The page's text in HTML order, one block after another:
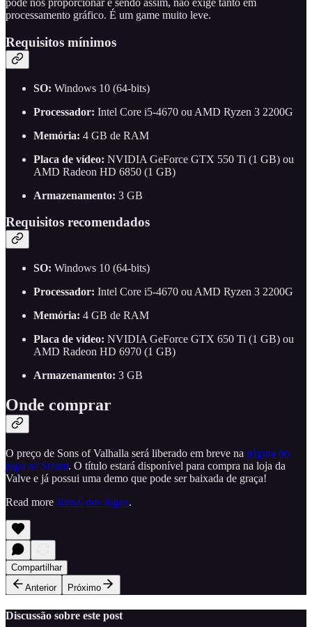
pode nos proporcionar e sendo assim, não exige tanto em
processamento gráfico. É um game muito leve.
Requisitos mínimos
SO: Windows 10 (64-bits)
Processador: Intel Core i5-4670 ou AMD Ryzen 3 2200G
Memória: 4 GB de RAM
Placa de vídeo: NVIDIA GeForce GTX 550 Ti (1 GB) ou
AMD Radeon HD 6850 (1 GB)
Armazenamento: 3 GB
Requisitos recomendados
SO: Windows 10 (64-bits)
Processador: Intel Core i5-4670 ou AMD Ryzen 3 2200G
Memória: 4 GB de RAM
Placa de vídeo: NVIDIA GeForce GTX 650 Ti (1 GB) ou
AMD Radeon HD 6970 (1 GB)
Armazenamento: 3 GB
Onde comprar
O preço de Sons of Valhalla será liberado em breve na página do
jogo na Steam. O título estará disponível para compra na loja da
Valve e já possui uma demo que pode ser baixada de graça!
Read more Jornal dos Jogos.
Compartilhar
Anterior
Próximo
Discussão sobre este post